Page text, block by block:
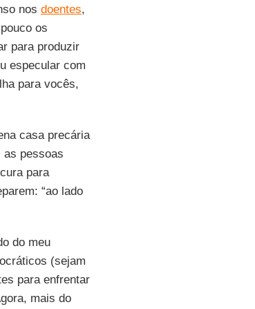
nos doentes,
os
para produzir
especular com
para vocês,
casa precária
as pessoas
para
“ao lado
do meu
(sejam
para enfrentar
mais do